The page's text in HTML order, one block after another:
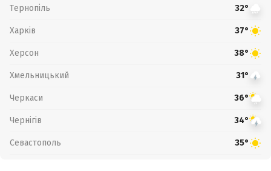
Тернопіль 32°
Харків 37°
Херсон 38°
Хмельницький 31°
Черкаси 36°
Чернігів 34°
Севастополь 35°